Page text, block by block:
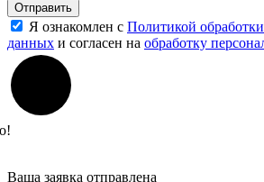
Отправить
Я ознакомлен с Политикой
данных и согласен на обработку
Ваша заявка отправлена